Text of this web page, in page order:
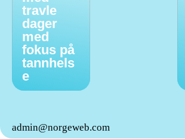
travle
dager
med
fokus på
tannhels
e
admin@norgeweb.com